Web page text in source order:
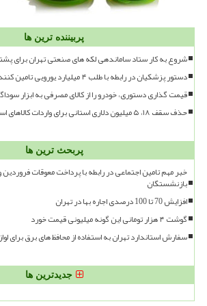
پربیننده ترین ها
شروع به کار ستاد ساماندهی لکه های صنعتی تهران برای
دستور پزشکیان در رابطه با طلب ۴ میلیارد یورویی تامین کنندگان کالاهای اساسی
قیمت گذاری دستوری، خودرو را از کالای مصرفی به ابزار
حذف سقف ۱۸، ۵ میلیون دلاری استانی برای واردات کالاهای اساسی از مرزها
پربحث ترین ها
خبر مهم تامین اجتماعی در رابطه با پرداخت معوقات
بازنشستگان
افزایش 70 تا 100 درصدی اجاره بها در تهران
گوشت ۴ هزار تومانی این گونه میلیونی قیمت خورد
سفارش استاندارد تهران به استفاده از محافظ های برق برای
جدیدترین ها